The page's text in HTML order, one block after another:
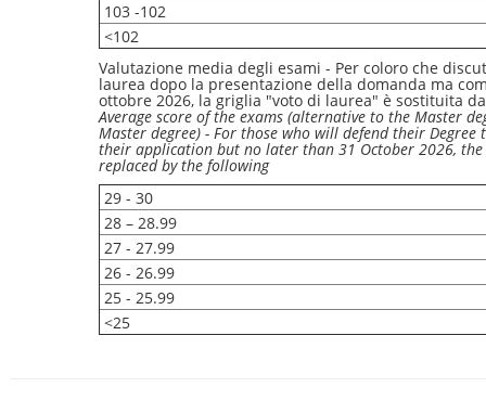
103 -102
<102
Valutazione media degli esami - Per coloro che
laurea dopo la presentazione della domanda ma
ottobre 2026, la griglia "voto di laurea" è sostituita
Average score of the exams (alternative to the Master
Master degree) - For those who will defend their
their application but no later than 31 October 2026, the
replaced by the following
29 - 30
28 – 28.99
27 - 27.99
26 - 26.99
25 - 25.99
<25